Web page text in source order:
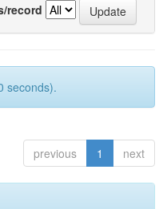
record
seconds).
previous 1 next